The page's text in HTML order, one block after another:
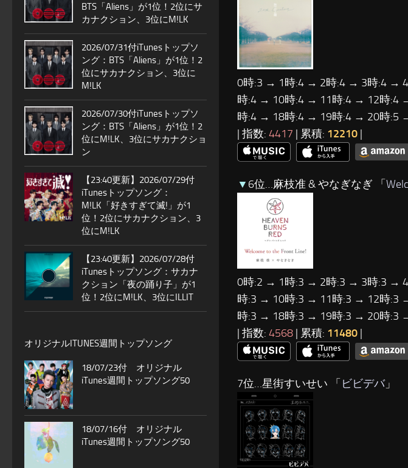
0時:3 → 1時:4 → 2時:4 → 3時:4 →
時:4 → 10時:4 → 11時:4 → 12時:4
時:4 → 18時:4 → 19時:4 → 20時:5
| 指数: 4417 | 累積: 12210 |
▼ 6位…麻枝准 & やなぎなぎ 「
0時:2 → 1時:3 → 2時:3 → 3時:3 →
時:3 → 10時:3 → 11時:3 → 12時:3
時:3 → 18時:3 → 19時:3 → 20時:3
| 指数: 4568 | 累積: 11480 |
7位…星街すいせい 「 ビビデバ」
BTS「Aliens」が1位！2位にサ
カナクション、3位にM!LK
2026/07/31付iTunesトップソ
ング：BTS「Aliens」が1位！2
位にサカナクション、3位に
M!LK
2026/07/30付iTunesトップソ
ング：BTS「Aliens」が1位！2
位にM!LK、3位にサカナクショ
ン
【23:40更新】2026/07/29付
iTunesトップソング：
M!LK「好きすぎて滅!」が1
位！2位にサカナクション、3
位にM!LK
【23:40更新】2026/07/28付
iTunesトップソング：サカナ
クション「夜の踊り子」が1
位！2位にM!LK、3位にILLIT
オリジナルITUNES週間トップソング
18/07/23付 オリジナル
iTunes週間トップソング50
18/07/16付 オリジナル
iTunes週間トップソング50